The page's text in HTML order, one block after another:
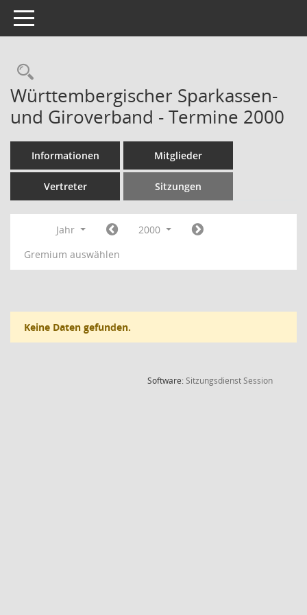
Toggle navigation
Rechercheauswahl
Württembergischer Sparkassen-
und Giroverband - Termine 2000
Informationen Mitglieder
Vertreter Sitzungen
Jahr
2000
Gremium auswählen
Keine Daten gefunden.
Software:SitzungsdienstSession(Wird in